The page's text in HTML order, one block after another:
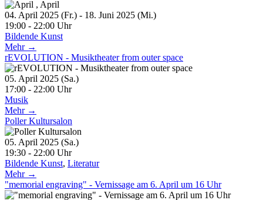
04. April 2025 (Fr.) - 18. Juni 2025 (Mi.)
19:00 - 22:00 Uhr
Bildende Kunst
Mehr →
rEVOLUTION - Musiktheater from outer space
05. April 2025 (Sa.)
17:00 - 22:00 Uhr
Musik
Mehr →
Poller Kultursalon
05. April 2025 (Sa.)
19:30 - 22:00 Uhr
Bildende Kunst, Literatur
Mehr →
"memorial engraving" - Vernissage am 6. April um 16 Uhr